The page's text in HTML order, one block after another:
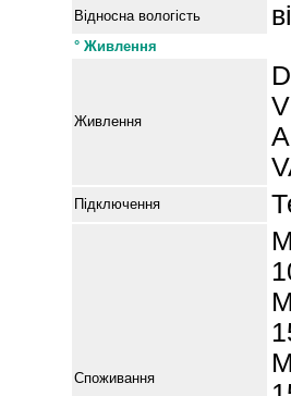
Відносна вологість
° Живлення
Живлення
Підключення
Споживання